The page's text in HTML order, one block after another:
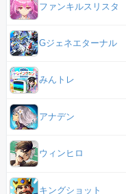
ファンキルスリスタ
Gジェネエターナル
みんトレ
アナデン
ウィンヒロ
キングショット